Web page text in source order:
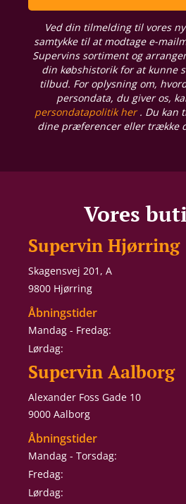
Ved din tilmelding til vores
samtykke til at modtage e-
Supervins sortiment og
din købshistorik for at kunne
tilbud. For oplysning om,
persondata, du giver os,
persondatapolitik her. Du kan
dine præferencer eller trække
Vores
Supervin Hjørring
Skagensvej 201, A
9800 Hjørring
Åbningstider
Mandag - Fredag:
Lørdag:
Supervin Aalborg
Alexander Foss Gade 10
9000 Aalborg
Åbningstider
Mandag - Torsdag:
Fredag:
Lørdag: